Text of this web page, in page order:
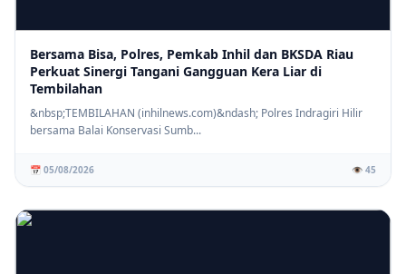
⚡ PENDIDIKAN
SD IT Tunas Harapan Gelar Sosialisasi Stop Bullying, Bangun
Karakter Siswa yang Peduli dan Berempati
Bersama Bisa, Polres, Pemkab Inhil dan BKSDA Riau
Perkuat Sinergi Tangani Gangguan Kera Liar di
Tembilahan
&nbsp;TEMBILAHAN (inhilnews.com)&ndash; Polres Indragiri Hilir
bersama Balai Konservasi Sumb...
📅 05/08/2026 👁️ 45